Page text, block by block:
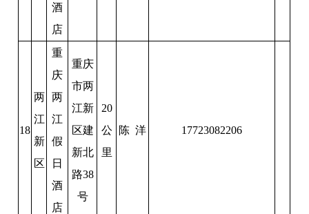
酒
店
18
两
江
新
区
重
庆
两
江
假
日
酒
店
重庆
市两
江新
区建
新北
路38
号
20
公
里
陈 洋 17723082206